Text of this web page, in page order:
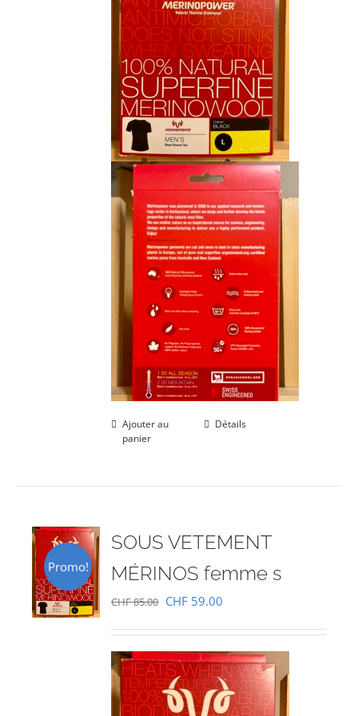
Ajouter au
panier
Détails
Promo!
SOUS VETEMENT
MÉRINOS femme s
CHF85.00 Le
initial
était :
CHF 85.00.
CHF 59.00
actuel
est :
CHF 59.00.